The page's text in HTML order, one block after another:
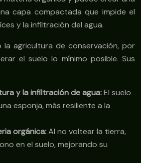
capa compactada que impide el
y la infiltración del agua.
la agricultura de conservación, por
el suelo lo mínimo posible. Sus
y la infiltración de agua:El suelo
esponja, más resiliente a la
orgánica:Al no voltear la tierra,
en el suelo, mejorando su